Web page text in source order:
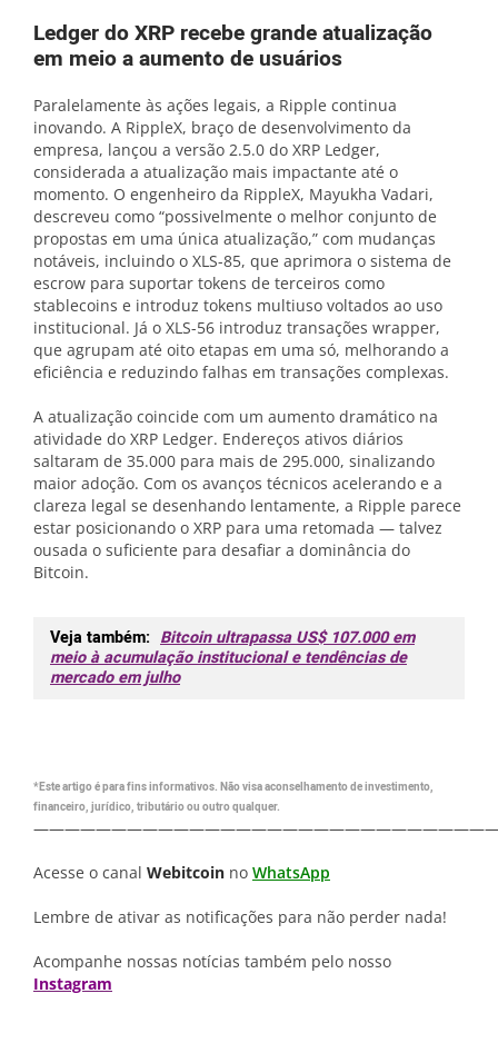
Ledger do XRP recebe grande atualização
em meio a aumento de usuários
Paralelamente às ações legais, a Ripple continua
inovando. A RippleX, braço de desenvolvimento da
empresa, lançou a versão 2.5.0 do XRP Ledger,
considerada a atualização mais impactante até o
momento. O engenheiro da RippleX, Mayukha Vadari,
descreveu como “possivelmente o melhor conjunto de
propostas em uma única atualização,” com mudanças
notáveis, incluindo o XLS-85, que aprimora o sistema de
escrow para suportar tokens de terceiros como
stablecoins e introduz tokens multiuso voltados ao uso
institucional. Já o XLS-56 introduz transações wrapper,
que agrupam até oito etapas em uma só, melhorando a
eficiência e reduzindo falhas em transações complexas.
A atualização coincide com um aumento dramático na
atividade do XRP Ledger. Endereços ativos diários
saltaram de 35.000 para mais de 295.000, sinalizando
maior adoção. Com os avanços técnicos acelerando e a
clareza legal se desenhando lentamente, a Ripple parece
estar posicionando o XRP para uma retomada — talvez
ousada o suficiente para desafiar a dominância do
Bitcoin.
Veja também: Bitcoin ultrapassa US$ 107.000 em
meio à acumulação institucional e tendências de
mercado em julho
*Este artigo é para fins informativos. Não visa aconselhamento de investimento,
financeiro, jurídico, tributário ou outro qualquer.
Acesse o canal Webitcoin no WhatsApp
Lembre de ativar as notificações para não perder nada!
Acompanhe nossas notícias também pelo nosso
Instagram